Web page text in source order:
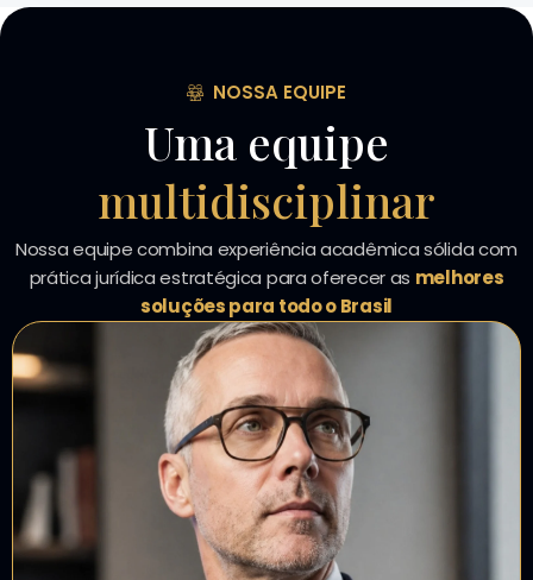
NOSSA EQUIPE
Uma equipe
multidisciplinar
Nossa equipe combina experiência acadêmica sólida com
prática jurídica estratégica para oferecer as melhores
soluções para todo o Brasil